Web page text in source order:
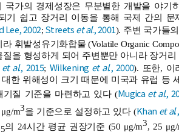
국가의 경제성장은 무분별한 개발을 야기
기 쉽고 장거리 이동을 통해 국제 간의
Lee, 2002;Streetset al., 2001). 주변 국가들
휘발성유기화합물 (Volatile Organic
을 형성하게 되어 주변뿐만 아니라 장거
et al., 2015; Wilkening et al., 2000). 또한, 이
한 위해성이 크기 때문에 미국과 유럽 등
기질 기준을 마련하고 있다 (Mugica et al.,
m3을 기준으로 설정하고 있다 (Khan et al
의 24시간 평균 권장기준 (50 μg/m3, 25 μg/